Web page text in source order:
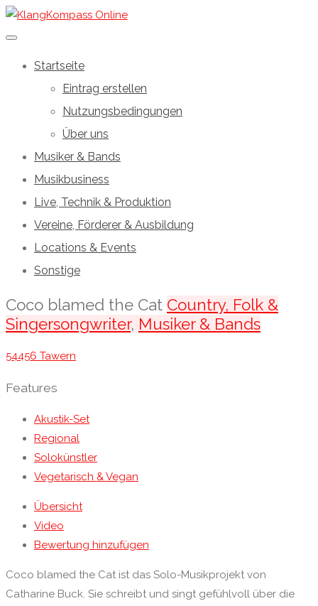
Startseite
Eintrag erstellen
Nutzungsbedingungen
Über uns
Musiker & Bands
Musikbusiness
Live, Technik & Produktion
Vereine, Förderer & Ausbildung
Locations & Events
Sonstige
Coco blamed the Cat Country, Folk &
Singersongwriter, Musiker & Bands
54456 Tawern
Features
Akustik-Set
Regional
Solokünstler
Vegetarisch & Vegan
Übersicht
Video
Bewertung hinzufügen
Coco blamed the Cat ist das Solo-Musikprojekt von
Catharine Buck. Sie schreibt und singt gefühlvoll über die